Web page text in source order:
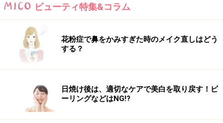
Youth Predict Mental Wellbeing and Life Satisfaction
40 Years Later.” Journal of Research in Personality, 26
June 2013.）
人に会うのには身支度や心の準備などいろいろ面倒なことが
多いのも事実。でもそれを楽しまなきゃ！
人に会うのが面倒くさいと感じる人は、おそらく人に会
ビューティ特集&コラム
花粉症で鼻をかみすぎた時のメイク直しはどう
する？
日焼け後は、適切なケアで美白を取り戻す！ピ
ーリングなどはNG!?